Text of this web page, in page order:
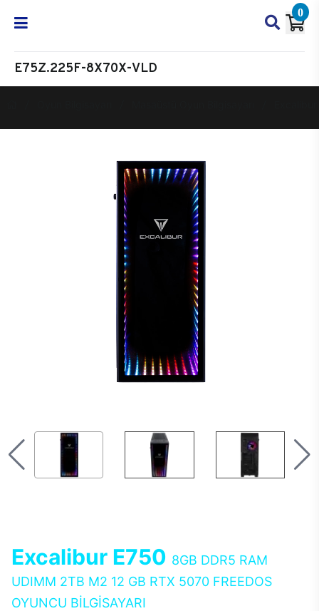
0
E75Z.225F-8X70X-VLD
Excalibur E750 8GB DDR5 RAM
UDIMM 2TB M2 12 GB RTX 5070 FREEDOS
OYUNCU BİLGİSAYARI